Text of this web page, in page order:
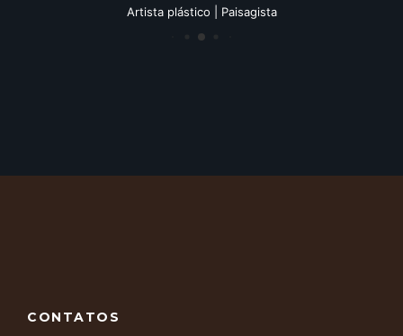
Artista plástico | Paisagista
CONTATOS